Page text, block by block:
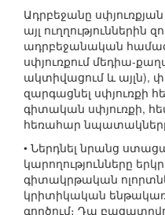
Ադրբեջանը
այլ ուղղություններին
ադրբեջանական
սփյուռքում մեդիա-
ակտիվացում և այլն),
զարգացնել սփյուռքի
գիտական սփյուռքի,
հեռահար
• Ներդնել նրանց
կարողությունները
գիտակրթական
կրիտիկական
գործում։ Դա